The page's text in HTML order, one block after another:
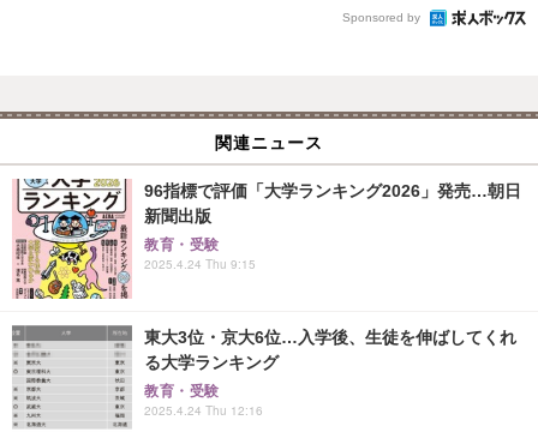
Sponsored by
関連ニュース
96指標で評価「大学ランキング2026」発売…朝日
新聞出版
教育・受験
2025.4.24 Thu 9:15
東大3位・京大6位…入学後、生徒を伸ばしてくれ
る大学ランキング
教育・受験
2025.4.24 Thu 12:16